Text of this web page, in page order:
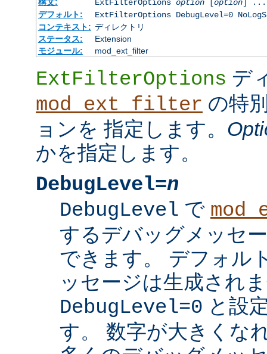
ExtFilterOptions option[ option] ...
デフォルト:
ExtFilterOptions DebugLevel=0
コンテキスト: ディレクトリ
ステータス:
Extension
モジュール:
mod_ext_filter
ExtFilterOptions デ
mod_ext_filter の特
ョンを 指定します。
かを指定します。
DebugLevel=n
DebugLevel で
するデバッグメッセ
できます。 デフォル
ッセージは生成され
DebugLevel=0 と設
す。 数字が大きくな